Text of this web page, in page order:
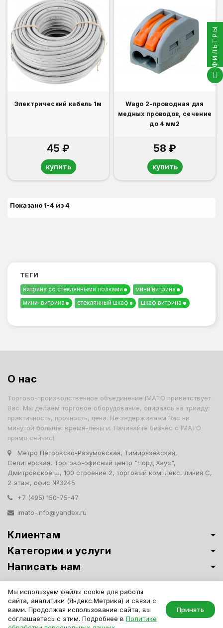
ТЕГИ
витрина со стеклянными полками
мини витрина
мини-витрина
стеклянный шкаф шкаф витрина
Электрический кабель 1м
45 ₽
купить
Wago 2-проводная для
медных проводов, сечение
до 4 мм2
58 ₽
купить
Показано 1-4 из 4
О нас
Торгово-производственное объединение IMATO приветствует
Вас. Мы делаем торговое оборудование, опираясь на триаду:
практичность, прочность, цена. Не задерживаем Вас ни
минутой больше: время-деньги. Начинайте бизнес с IMATO
прямо сейчас!
Метро Петровско-Разумовская, Тимирязевская,
Селигерская, Торгово-офисный центр "Норд Хаус",
Дмитровское ш, 100 строение 2, торговый комплекс, линия С,
2 этаж, офис №3245
+7 (495) 150-75-47
imato-info@yandex.ru
Клиентам
Категории и услуги
Написать нам
Витрины премиум-класса ИМАТО
Политика обработки персональных
данных
IMATO. Интернет Магазин Торговой И Офисной Мебели. ООО "ИМАТО",
ИНН 7717506114 КПП 771701001, ОГРН 1047796163799
Мы используем файлы cookie для работы
сайта, аналитики (Яндекс.Метрика) и связи с
вами. Продолжая использование сайта, вы
соглашаетесь с этим. Подробнее в Политике
Принять
ФИЛЬТРЫ